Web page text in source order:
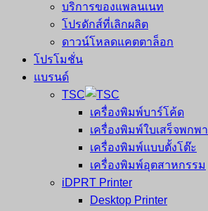
บริการของแพลนเนท
โปรดักส์ที่เลิกผลิต
ดาวน์โหลดแคตตาล็อก
โปรโมชั่น
แบรนด์
TSC
เครื่องพิมพ์บาร์โค้ด
เครื่องพิมพ์ใบเสร็จพกพา
เครื่องพิมพ์แบบตั้งโต๊ะ
เครื่องพิมพ์อุตสาหกรรม
iDPRT Printer
Desktop Printer